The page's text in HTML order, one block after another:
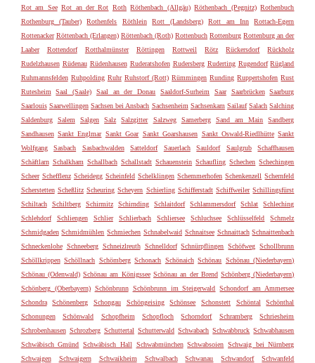
Rot am See Rot an der Rot Roth Röthenbach (Allgäu) Röthenbach (Pegnitz) Rothenbuch
Rothenburg (Tauber)
Rothenfels Röthlein Rott (Landsberg) Rott am Inn
Rottach-Egern
Rottenacker Röttenbach (Erlangen) Röttenbach (Roth) Rottenbuch Rottenburg Rottenburg an der
Laaber
Rottendorf Rotthalmünster Röttingen Rottweil Rötz Rückersdorf
Rückholz
Rudelzhausen Rüdenau Rüdenhausen Ruderatshofen Rudersberg Ruderting Rugendorf Rügland
Ruhmannsfelden Ruhpolding Ruhr Ruhstorf (Rott) Rümmingen Runding Ruppertshofen Rust
Rutesheim
Saal (Saale) Saal an der Donau Saaldorf-Surheim Saar Saarbrücken
Saarburg
Saarlouis Saarwellingen Sachsen bei Ansbach Sachsenheim Sachsenkam Sailauf Salach Salching
Saldenburg
Salem Salgen Salz Salzgitter Salzweg Samerberg Sand am Main
Sandberg
Sandhausen Sankt Englmar Sankt Goar Sankt Goarshausen Sankt Oswald-Riedlhütte Sankt
Wolfgang
Sasbach Sasbachwalden Satteldorf Sauerlach Sauldorf Saulgrub
Schaffhausen
Schäftlarn Schalkham Schallbach Schallstadt Schauenstein Schaufling Schechen Schechingen
Scheer Schefflenz Scheidegg Scheinfeld Schelklingen Schemmerhofen Schenkenzell Schernfeld
Scherstetten Scheßlitz Scheuring Scheyern Schierling Schifferstadt Schiffweiler Schillingsfürst
Schiltach
Schiltberg Schirmitz Schirnding Schlaitdorf Schlammersdorf Schlat
Schleching
Schlehdorf
Schliengen Schlier Schlierbach Schliersee Schluchsee Schlüsselfeld
Schmelz
Schmidgaden Schmidmühlen Schmiechen Schnabelwaid Schnaitsee Schnaittach Schnaittenbach
Schneckenlohe Schneeberg Schneizlreuth Schnelldorf Schnürpflingen Schöfweg Schollbrunn
Schöllkrippen Schöllnach Schömberg Schonach Schönaich Schönau Schönau (Niederbayern)
Schönau (Odenwald) Schönau am Königssee Schönau an der Brend Schönberg (Niederbayern)
Schönberg (Oberbayern) Schönbrunn Schönbrunn im Steigerwald Schondorf am Ammersee
Schondra
Schönenberg Schongau Schöngeising Schönsee Schonstett Schöntal
Schönthal
Schonungen
Schönwald Schopfheim Schopfloch Schorndorf Schramberg
Schriesheim
Schrobenhausen Schrozberg Schuttertal Schutterwald Schwabach Schwabbruck Schwabhausen
Schwäbisch Gmünd Schwäbisch Hall Schwabmünchen Schwabsoien Schwaig bei Nürnberg
Schwaigen
Schwaigern Schwaikheim Schwalbach Schwanau Schwandorf Schwanfeld